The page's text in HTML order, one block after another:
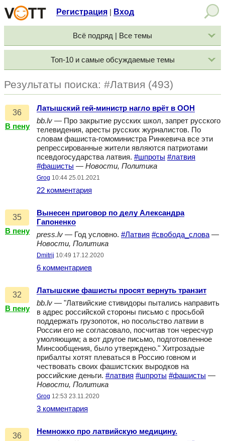
Регистрация Вход
Всё подряд | Все темы
Топ-10 и самые обсуждаемые темы
Результаты поиска: #Латвия (493)
36
В пену
Латышский гей-министр нагло врёт в ООН
bb.lv — Про закрытие русских школ, запрет русского
телевидения, аресты русских журналистов. По
словам фашиста-гомоминистра Ринкевича все эти
репрессированные жители являются патриотами
псевдогосударства латвия. #шпроты #латвия
#фашисты — Новости, Политика
Grog 10:44 25.01.2021
22 комментария
35
В пену
Вынесен приговор по делу Александра
Гапоненко
press.lv — Год условно. #Латвия #свобода_слова —
Новости, Политика
Dmitrij 10:49 17.12.2020
6 комментариев
32
В пену
Латышские фашисты просят вернуть транзит
bb.lv — "Латвийские стивидоры пытались направить
в адрес российской стороны письмо с просьбой
поддержать грузопоток, но посольство латвии в
России его не согласовало, посчитав тон чересчур
умоляющим; а вот другое письмо, подготовленное
Минсообщения, было утверждено." Хитрозадые
прибалты хотят плеваться в Россию говном и
чествовать своих фашистских выродков на
российские деньги. #латвия #шпроты #фашисты —
Новости, Политика
Grog 12:53 23.11.2020
3 комментария
36
Немножко про латвийскую медицину.